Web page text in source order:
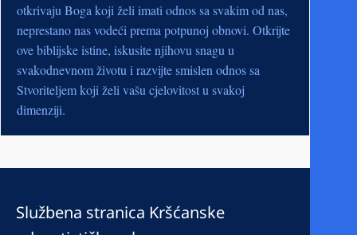
otkrivaju Boga koji želi imati odnos sa svakim od nas,
neprestano nas vodeći prema potpunoj obnovi. Otkrijte
ove biblijske istine, iskusite njihovu snagu u
svakodnevnom životu i razvijte smislen odnos sa
Stvoriteljem koji želi vašu cjelovitost u svakoj
dimenziji.
Službena stranica Kršćanske